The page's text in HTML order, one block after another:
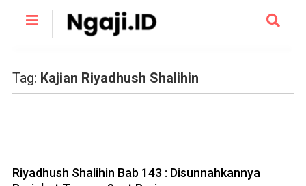
Tag: Kajian Riyadhush Shalihin
Riyadhush Shalihin Bab 143 : Disunnahkannya